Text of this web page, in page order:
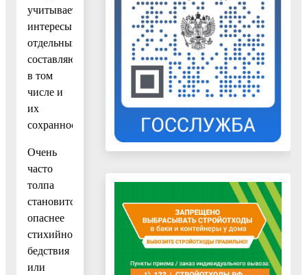
учитывает
интересы
отдельных
составляющих,
в том
числе и
их
сохранность.
Очень
часто
толпа
становится
опаснее
стихийного
бедствия
или